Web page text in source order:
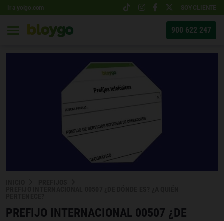
Ir a yoigo.com SOY CLIENTE
900 622 247
PREFIJO INTERNACIONAL 00507 ¿DE